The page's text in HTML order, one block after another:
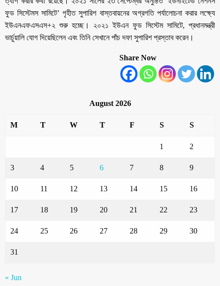
ফুড সিস্টেমস সামিটে’ গৃহীত সুপারিশ বাস্তবায়নের অগ্রগতি পর্যালোচনা করার লক্ষ্যে
ইউএনএফএসএস+২ শুরু হচ্ছে। ২০২১ ইউএন ফুড সিস্টেম সামিটে, প্রধানমন্ত্রী
ভার্চুয়ালি যোগ দিয়েছিলেন এবং তিনি সেখানে পাঁচ দফা সুপারিশ প্রস্তাব করেন।
Share Now
August 2026
M T W T F S S
1 2
3 4 5 6 7 8 9
10 11 12 13 14 15 16
17 18 19 20 21 22 23
24 25 26 27 28 29 30
31
« Jun